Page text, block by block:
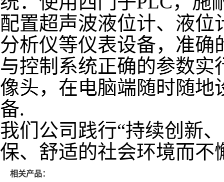
配置超声波液位计、液位
分析仪等仪表设备，准
与控制系统正确的参数
像头，在电脑端随时随地
备.
我们公司践行“持续创新
保、舒适的社会环境而不
相关产品：